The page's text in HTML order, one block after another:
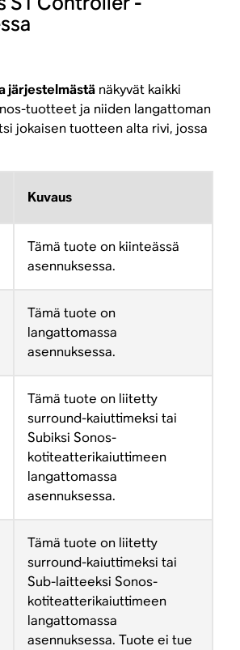
järjestelmästä näkyvät kaikki
tuotteet ja niiden langattoman
jokaisen tuotteen alta rivi, jossa
Kuvaus
Tämä tuote on kiinteässä
asennuksessa.
Tämä tuote on
langattomassa
asennuksessa.
Tämä tuote on liitetty
surround-kaiuttimeksi tai
Subiksi Sonos-
kotiteatterikaiuttimeen
langattomassa
asennuksessa.
Tämä tuote on liitetty
surround-kaiuttimeksi tai
Sub-laitteeksi Sonos-
kotiteatterikaiuttimeen
langattomassa
asennuksessa. Tuote ei tue